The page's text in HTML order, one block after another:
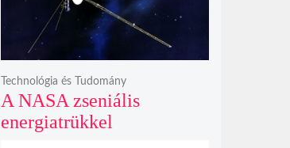
A NASA zseniális
energiatrükkel
Technológia és Tudomány